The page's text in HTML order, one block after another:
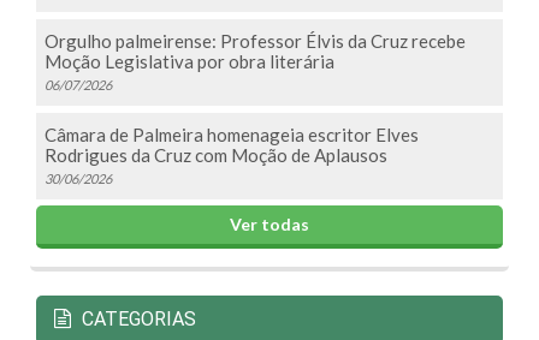
Orgulho palmeirense: Professor Élvis da Cruz recebe
Moção Legislativa por obra literária
06/07/2026
Câmara de Palmeira homenageia escritor Elves
Rodrigues da Cruz com Moção de Aplausos
30/06/2026
Ver todas
CATEGORIAS